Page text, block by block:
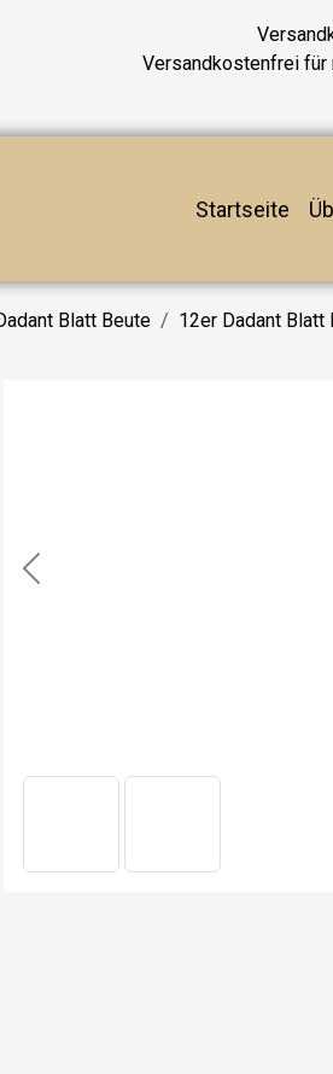
Versandkostenfrei für
Startseite
Blatt Beute 12er Dadant Blatt
Previous